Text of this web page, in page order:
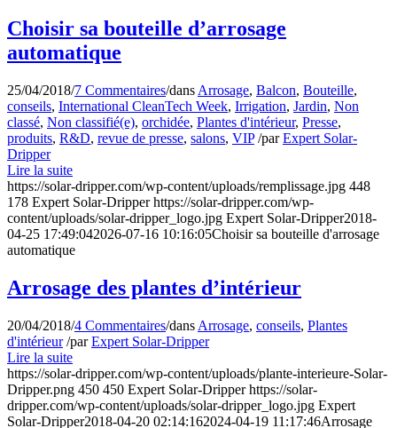
Choisir sa bouteille d’arrosage
automatique
25/04/2018/7 Commentaires/dans Arrosage, Balcon, Bouteille,
conseils, International CleanTech Week, Irrigation, Jardin, Non
classé, Non classifié(e), orchidée, Plantes d'intérieur, Presse,
produits, R&D, revue de presse, salons, VIP /parExpert Solar-
Dripper
Lire la suite
https://solar-dripper.com/wp-content/uploads/remplissage.jpg 448
178 Expert Solar-Dripper https://solar-dripper.com/wp-
content/uploads/solar-dripper_logo.jpg Expert Solar-Dripper2018-
04-25 17:49:042026-07-16 10:16:05Choisir sa bouteille d'arrosage
automatique
Arrosage des plantes d’intérieur
20/04/2018/4 Commentaires/dans Arrosage, conseils, Plantes
d'intérieur /parExpert Solar-Dripper
Lire la suite
https://solar-dripper.com/wp-content/uploads/plante-interieure-Solar-
Dripper.png 450 450 Expert Solar-Dripper https://solar-
dripper.com/wp-content/uploads/solar-dripper_logo.jpg Expert
Solar-Dripper2018-04-20 02:14:162024-04-19 11:17:46Arrosage